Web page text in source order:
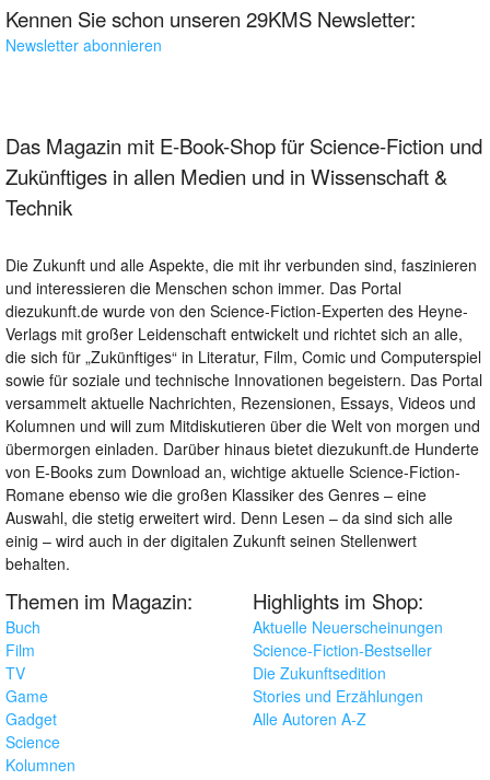
Kennen Sie schon unseren 29KMS Newsletter:
Newsletter abonnieren
Das Magazin mit E-Book-Shop für Science-Fiction und
Zukünftiges in allen Medien und in Wissenschaft &
Technik
Die Zukunft und alle Aspekte, die mit ihr verbunden sind, faszinieren
und interessieren die Menschen schon immer. Das Portal
diezukunft.de wurde von den Science-Fiction-Experten des Heyne-
Verlags mit großer Leidenschaft entwickelt und richtet sich an alle,
die sich für „Zukünftiges“ in Literatur, Film, Comic und Computerspiel
sowie für soziale und technische Innovationen begeistern. Das Portal
versammelt aktuelle Nachrichten, Rezensionen, Essays, Videos und
Kolumnen und will zum Mitdiskutieren über die Welt von morgen und
übermorgen einladen. Darüber hinaus bietet diezukunft.de Hunderte
von E-Books zum Download an, wichtige aktuelle Science-Fiction-
Romane ebenso wie die großen Klassiker des Genres – eine
Auswahl, die stetig erweitert wird. Denn Lesen – da sind sich alle
einig – wird auch in der digitalen Zukunft seinen Stellenwert
behalten.
Themen im Magazin:
Buch
Film
TV
Game
Gadget
Science
Kolumnen
Highlights im Shop:
Aktuelle Neuerscheinungen
Science-Fiction-Bestseller
Die Zukunftsedition
Stories und Erzählungen
Alle Autoren A-Z